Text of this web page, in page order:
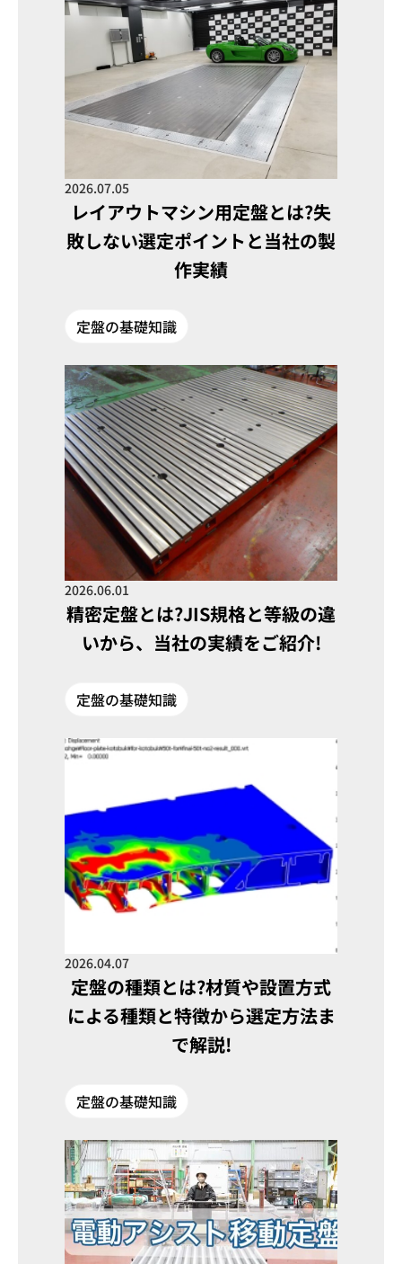
2026.07.05
レイアウトマシン用定盤とは?失
敗しない選定ポイントと当社の製
作実績
定盤の基礎知識
2026.06.01
精密定盤とは?JIS規格と等級の違
いから、当社の実績をご紹介!
定盤の基礎知識
2026.04.07
定盤の種類とは?材質や設置方式
による種類と特徴から選定方法ま
で解説!
定盤の基礎知識